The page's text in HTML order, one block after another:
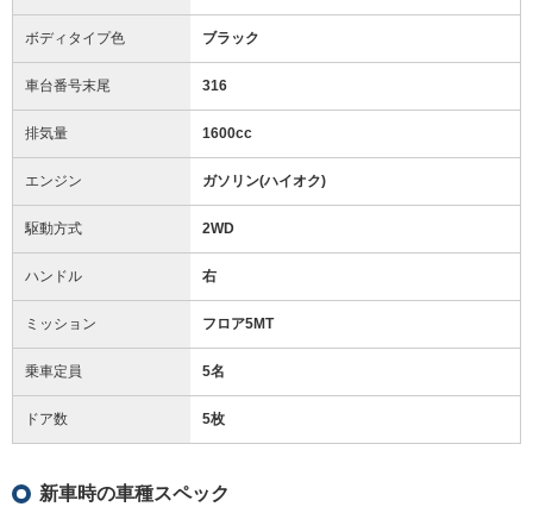
ボディタイプ色 ブラック
車台番号末尾 316
排気量 1600cc
エンジン ガソリン(ハイオク)
駆動方式 2WD
ハンドル 右
ミッション フロア5MT
乗車定員 5名
ドア数 5枚
新車時の車種スペック